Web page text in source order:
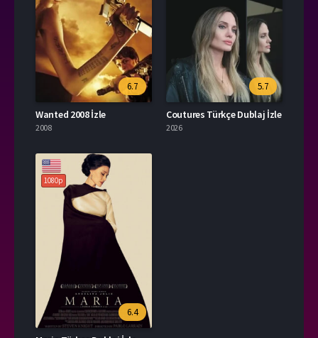
6.7
Wanted 2008 İzle
2008
5.7
Coutures Türkçe Dublaj İzle
2026
1080p
6.4